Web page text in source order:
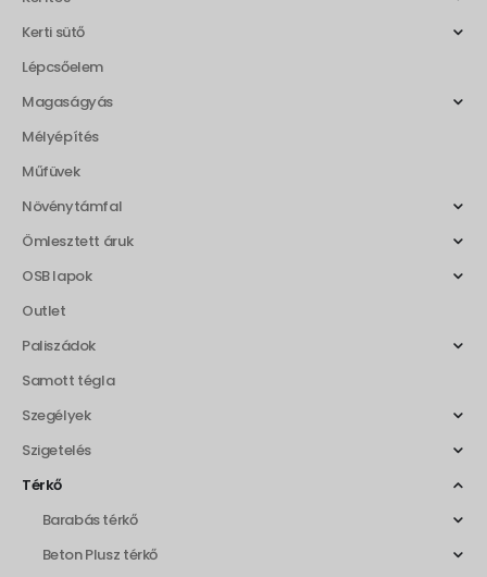
Kerti sütő
Lépcsőelem
Magaságyás
Mélyépítés
Műfüvek
Növénytámfal
Ömlesztett áruk
OSB lapok
Outlet
Paliszádok
Samott tégla
Szegélyek
Szigetelés
Térkő
Barabás térkő
Beton Plusz térkő